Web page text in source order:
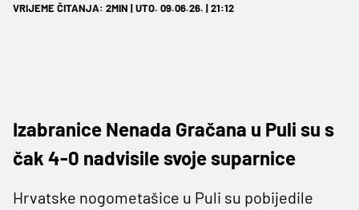
VRIJEME ČITANJA: 2MIN | UTO. 09.06.26. | 21:12
Izabranice Nenada Gračana u Puli su s
čak 4-0 nadvisile svoje suparnice
Hrvatske nogometašice u Puli su pobijedile